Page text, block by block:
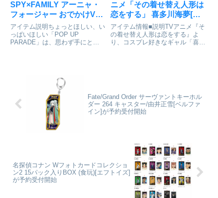
SPY×FAMILY アーニャ・
フォージャー おでかけVer.
完成品フィギュア[グッド
スマイルカンパニー]が予
約受付開始
アイテム説明ちょっとほしい、い
っぱいほしい「POP UP
PARADE」は、思わず手にとっ
たフィギュアシリーズです。専...
ニメ「その着せ替え人形は
恋をする」 喜多川海夢[グ
ッドスマイルアーツ上海]
が予約受付中
アイテム情報■説明TVアニメ『そ
の着せ替え人形は恋をする』よ
り、コスプレ好きなギャル「喜多
Fate/Grand Order サーヴァントキーホル
ダー 264 キャスター/由井正雪[ベルファ
イン]が予約受付開始
名探偵コナン Wフォトカードコレクショ
ン2 15パック入りBOX (食玩)[エフトイズ]
が予約受付開始